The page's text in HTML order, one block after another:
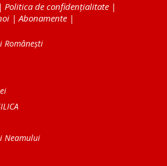
| Politica de confidențialitate |
|Abonamente |
Românești
Neamului